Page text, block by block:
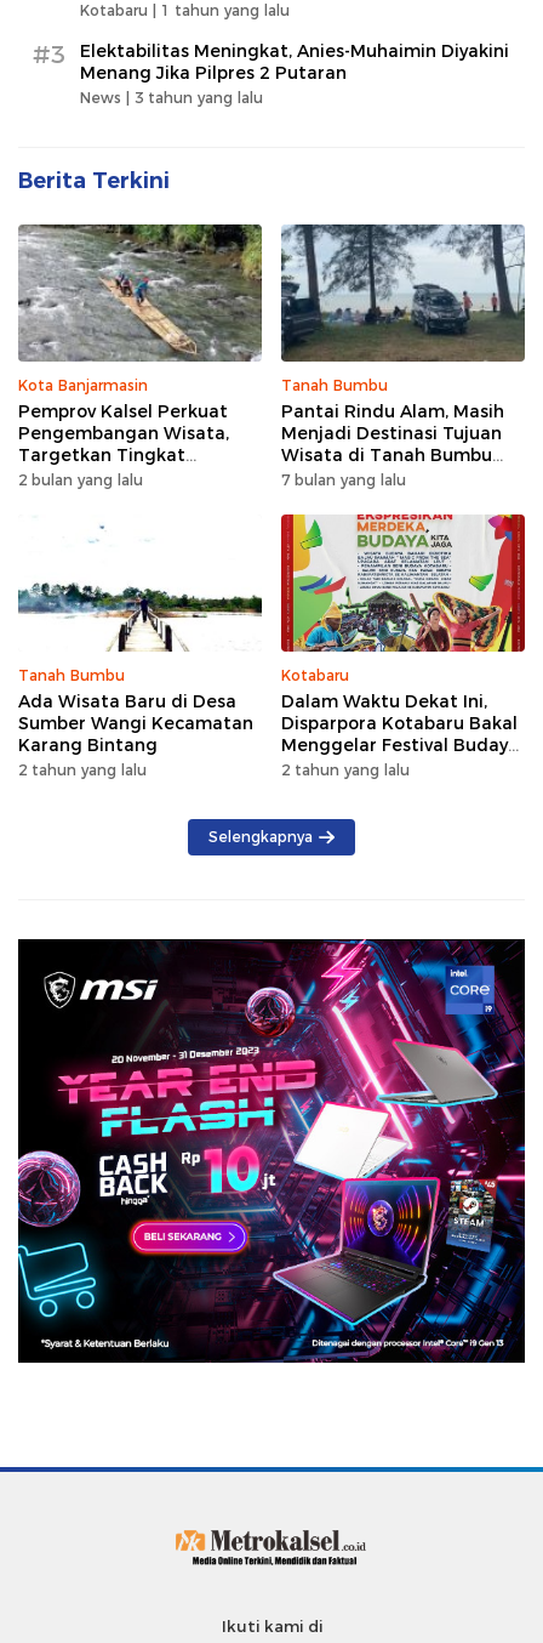
Kotabaru | 1 tahun yang lalu
#3
Elektabilitas Meningkat, Anies-Muhaimin Diyakini
Menang Jika Pilpres 2 Putaran
News | 3 tahun yang lalu
Berita Terkini
Kota Banjarmasin
Pemprov Kalsel Perkuat
Pengembangan Wisata,
Targetkan Tingkat
Kunjungan Naik 5 Persen di
2 bulan yang lalu
Tanah Bumbu
Pantai Rindu Alam, Masih
Menjadi Destinasi Tujuan
Wisata di Tanah Bumbu
dengan Rindangnya Pohon
7 bulan yang lalu
Tanah Bumbu
Ada Wisata Baru di Desa
Sumber Wangi Kecamatan
Karang Bintang
2 tahun yang lalu
Kotabaru
Dalam Waktu Dekat Ini,
Disparpora Kotabaru Bakal
Menggelar Festival Budaya
Saijaan 2024
2 tahun yang lalu
Selengkapnya
Ikuti kami di